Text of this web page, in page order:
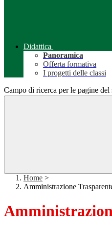
Didattica
Panoramica
Offerta formativa
I progetti delle classi
Campo di ricerca per le pagine del
Home >
Amministrazione